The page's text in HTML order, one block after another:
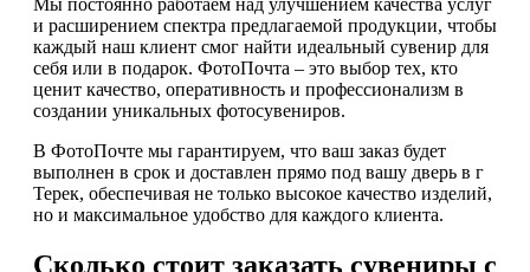
Мы постоянно работаем над улучшением качества услуг
и расширением спектра предлагаемой продукции, чтобы
каждый наш клиент смог найти идеальный сувенир для
себя или в подарок. ФотоПочта – это выбор тех, кто
ценит качество, оперативность и профессионализм в
создании уникальных фотосувениров.
В ФотоПочте мы гарантируем, что ваш заказ будет
выполнен в срок и доставлен прямо под вашу дверь в г
Терек, обеспечивая не только высокое качество изделий,
но и максимальное удобство для каждого клиента.
Сколько стоит заказать сувениры с